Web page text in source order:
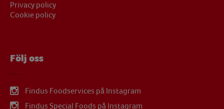
Privacy policy
Cookie policy
Följ oss
Findus Foodservices på Instagram
Findus Special Foods på Instagram